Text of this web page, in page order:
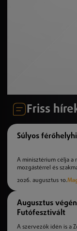
Friss
Súlyos
A minisztérium célja a
mozgástérrel és
2026. augusztus 10.
Augusztus
Futófesztivált
A szervezők idén is a